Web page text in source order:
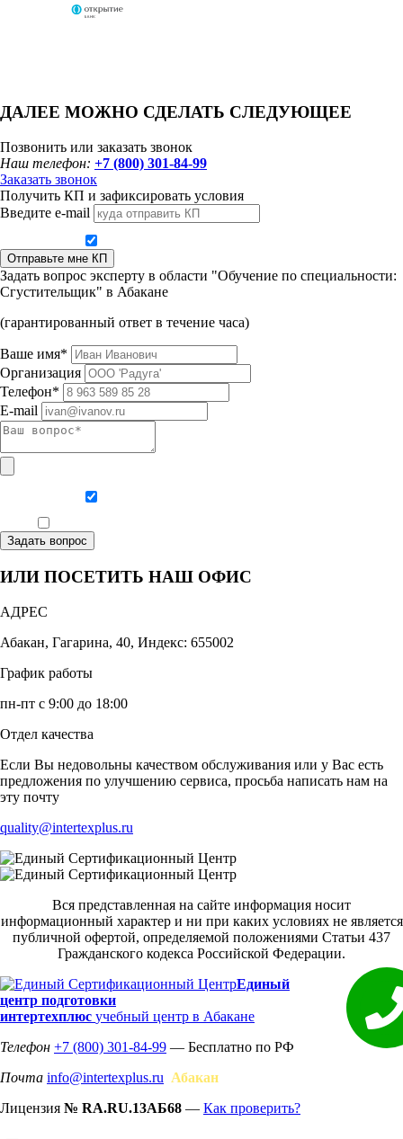
ДАЛЕЕ МОЖНО СДЕЛАТЬ СЛЕДУЮЩЕЕ
Позвонить или заказать звонок
Наш телефон: +7 (800) 301-84-99
Заказать звонок
Получить КП и зафиксировать условия
Введите e-mail
Отправьте мне КП
Задать вопрос эксперту в области "Обучение по специальности:
Сгустительщик" в Абакане
(гарантированный ответ в течение часа)
Ваше имя*
Организация
Телефон*
E-mail
Задать вопрос
ИЛИ ПОСЕТИТЬ НАШ ОФИС
АДРЕС
Абакан, Гагарина, 40, Индекс: 655002
График работы
пн-пт с 9:00 до 18:00
Отдел качества
Если Вы недовольны качеством обслуживания или у Вас есть
предложения по улучшению сервиса, просьба написать нам на
эту почту
quality@intertexplus.ru
Вся представленная на сайте информация носит
информационный характер и ни при каких условиях не является
публичной офертой, определяемой положениями Статьи 437
Гражданского кодекса Российской Федерации.
Единый
центр подготовки
интертехплюс учебный центр в Абакане
Телефон +7 (800) 301-84-99 — Бесплатно по РФ
Почта info@intertexplus.ru Абакан
Лицензия № RA.RU.13АБ68 — Как проверить?